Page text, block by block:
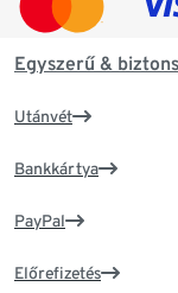
Egyszerű &
Utánvét
Bankkártya
PayPal
Előrefizetés